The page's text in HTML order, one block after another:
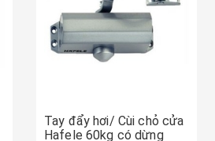
Tay đẩy hơi/ Cùi chỏ cửa
Hafele 60kg có dừng